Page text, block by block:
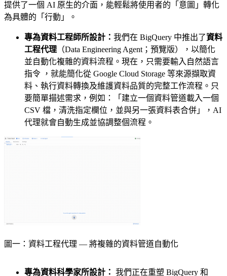
提供了一個 AI 原生的介面，能輕鬆將使用者的「意圖」轉化
為具體的「行動」。
專為資料工程師所設計： 我們在 BigQuery 中推出了資料
工程代理 （Data Engineering Agent；預覽版），以簡化
並自動化複雜的資料流程。現在，只需要輸入自然語言
指令 ，就能簡化從 Google Cloud Storage 等來源擷取資
料、執行資料轉換及維護資料品質的完整工作流程。只
要簡單描述需求，例如：「建立一個資料管道載入一個
CSV 檔，清洗指定欄位，並與另一張資料表合併」，AI
代理就會自動生成並協調整個流程。
圖一：資料工程代理 — 將複雜的資料管道自動化
專為資料科學家所設計： 我們正在重塑 BigQuery 和